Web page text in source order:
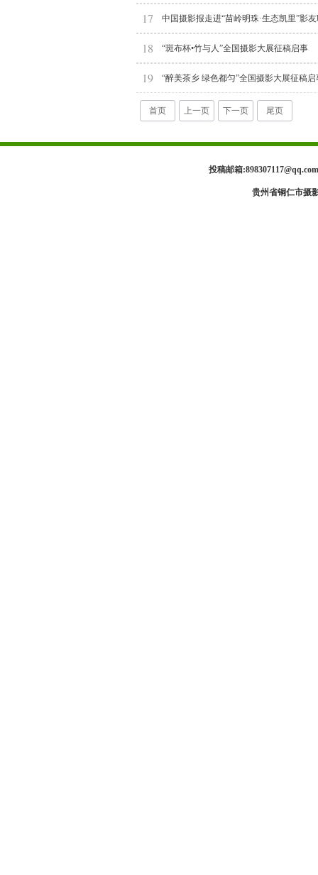
17 中国摄影报走进“苗岭明珠·生态凯里”影
18 “斑布杯•竹与人”全国摄影大展征稿启事
19 “醉美茶乡 绿色都匀”全国摄影大展征稿启
首页 上一页 下一页 尾页
投稿邮箱
贵州省铜仁市摄